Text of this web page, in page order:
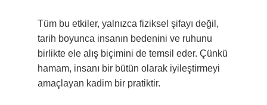
Tüm bu etkiler, yalnızca fiziksel şifayı değil,
tarih boyunca insanın bedenini ve ruhunu
birlikte ele alış biçimini de temsil eder. Çünkü
hamam, insanı bir bütün olarak iyileştirmeyi
amaçlayan kadim bir pratiktir.